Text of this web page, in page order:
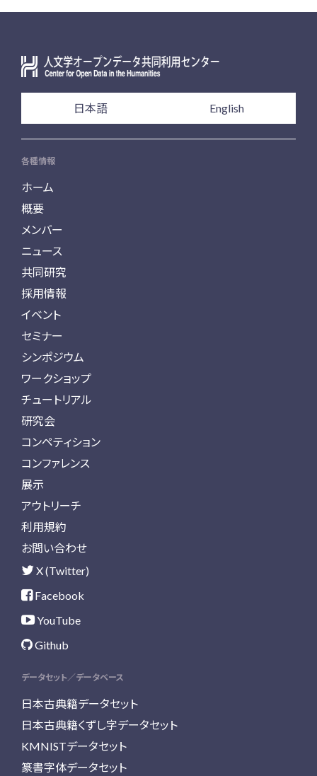
日本語 English
各種情報
ホーム
概要
メンバー
ニュース
共同研究
採用情報
イベント
セミナー
シンポジウム
ワークショップ
チュートリアル
研究会
コンペティション
コンファレンス
展示
アウトリーチ
利用規約
お問い合わせ
X (Twitter)
Facebook
YouTube
Github
データセット／データベース
日本古典籍データセット
日本古典籍くずし字データセット
KMNISTデータセット
篆書字体データセット